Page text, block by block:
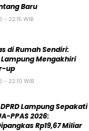
Baru
- 22:15 WIB
di Rumah Sendiri:
Mengakhiri
up
- 22:10 WIB
Lampung Sepakati
PPAS 2026:
Rp19,67 Miliar